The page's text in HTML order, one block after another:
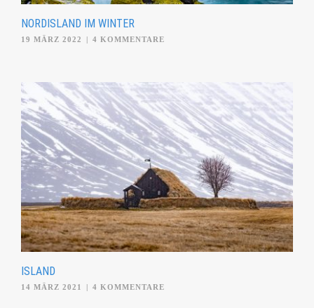
NORDISLAND IM WINTER
19 MÄRZ 2022 | 4 KOMMENTARE
ISLAND
14 MÄRZ 2021 4 KOMMENTARE